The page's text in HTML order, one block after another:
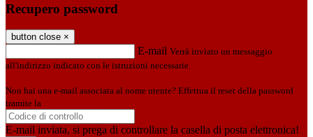
Recupero password
button close ×
E-mail Verrà inviato un messaggio
all'indirizzo indicato con le istruzioni necessarie.
Non hai una e-mail associata al nome utente? Effettua il reset della password
tramite la
E-mail inviata, si prega di controllare la casella di posta elettronica!